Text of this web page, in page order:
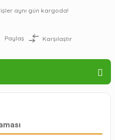
aynı gün kargoda!
Paylaş Karşılaştır